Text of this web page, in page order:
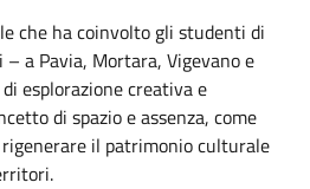
che ha coinvolto gli studenti di
a Pavia, Mortara, Vigevano e
esplorazione creativa e
di spazio e assenza, come
il patrimonio culturale